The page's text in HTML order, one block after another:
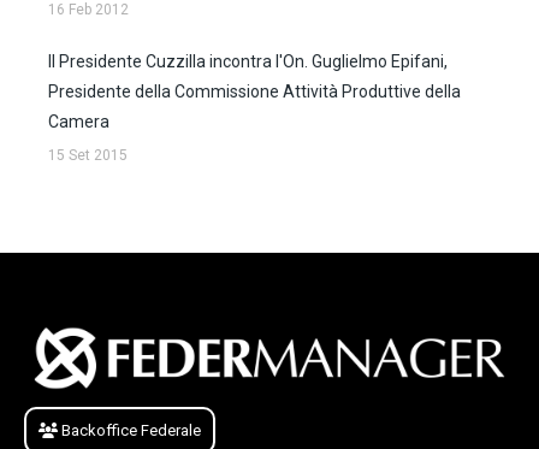
16 Feb 2012
Il Presidente Cuzzilla incontra l'On. Guglielmo Epifani,
Presidente della Commissione Attività Produttive della
Camera
15 Set 2015
Backoffice Federale